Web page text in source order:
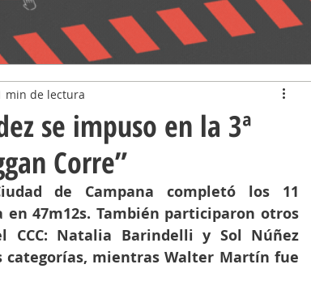
se impuso en la 3ª
Corre”
min de lectura
de Campana completó los 11
47m12s. También participaron otros
CCC: Natalia Barindelli y Sol Núñez
categorías, mientras Walter Martín fue